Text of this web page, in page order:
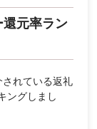
元率ラン
されている返礼
ングしまし